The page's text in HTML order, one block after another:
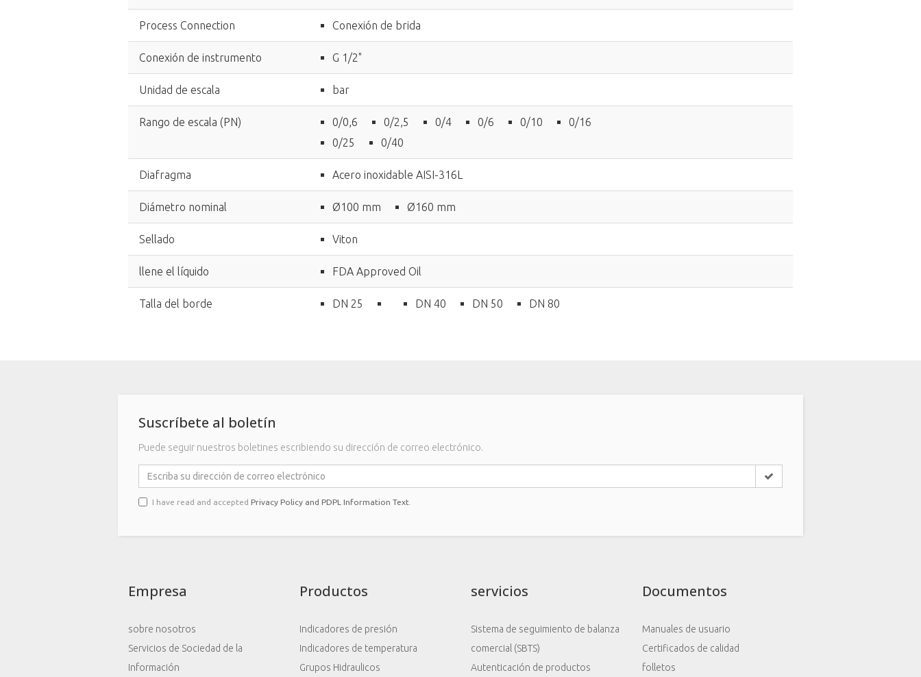
Process Connection Conexión de brida
Conexión de instrumento G 1/2"
Unidad de escala bar
Rango de escala (PN) 0/0,6 0/2,5 0/4 0/6 0/10
0/16
0/25
0/40
Diafragma Acero inoxidable AISI-316L
Diámetro nominal Ø100 mm Ø160 mm
Sellado Viton
llene el líquido FDA Approved Oil
Talla del borde DN 25 DN 40 DN 50 DN 80
Suscríbete al boletín
Puede seguir nuestros boletines escribiendo su dirección de correo electrónico.
I have read and accepted Privacy Policy and PDPL Information Text
Empresa
sobre nosotros
Servicios de Sociedad de la
Información
Productos
Indicadores de presión
Indicadores de temperatura
Grupos Hidraulicos
servicios
Sistema de seguimiento de balanza
comercial (SBTS)
Autenticación de productos
Documentos
Manuales de usuario
Certificados de calidad
folletos